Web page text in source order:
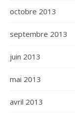
octobre 2013
septembre 2013
juin 2013
mai 2013
avril 2013